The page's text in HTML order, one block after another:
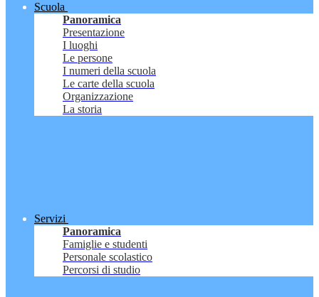
Scuola
Panoramica
Presentazione
I luoghi
Le persone
I numeri della scuola
Le carte della scuola
Organizzazione
La storia
Servizi
Panoramica
Famiglie e studenti
Personale scolastico
Percorsi di studio